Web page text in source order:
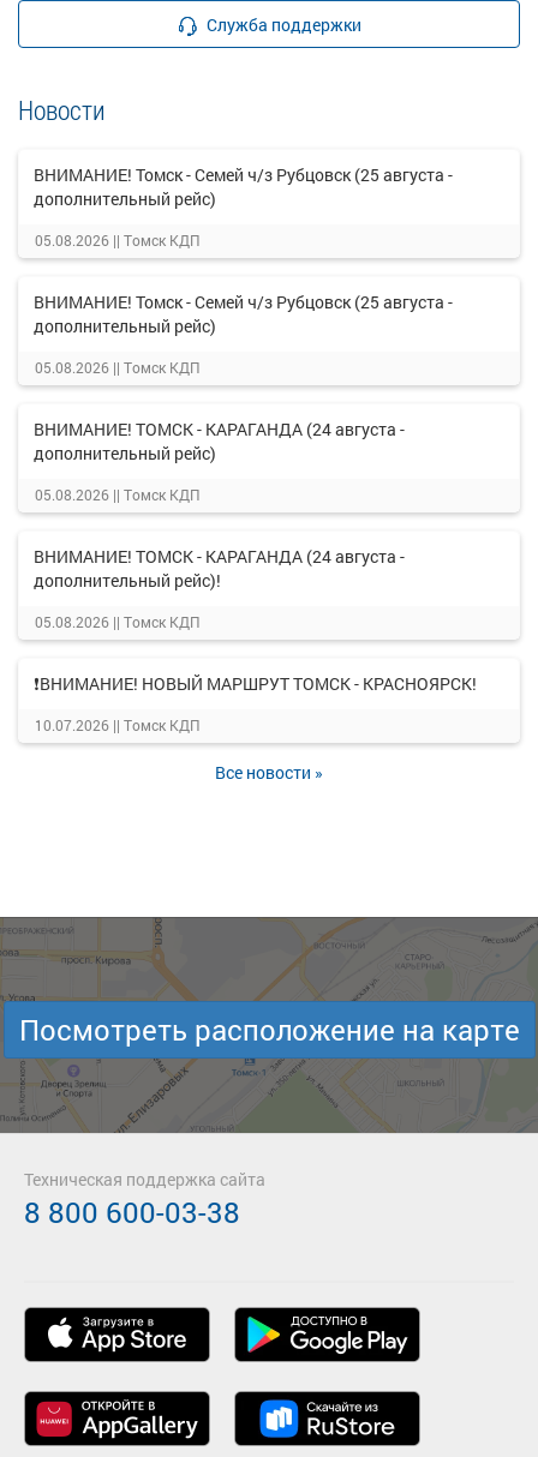
Служба поддержки
Новости
ВНИМАНИЕ! Томск - Семей ч/з Рубцовск (25 августа -
дополнительный рейс)
05.08.2026 || Томск КДП
ВНИМАНИЕ! Томск - Семей ч/з Рубцовск (25 августа -
дополнительный рейс)
05.08.2026 || Томск КДП
ВНИМАНИЕ! ТОМСК - КАРАГАНДА (24 августа -
дополнительный рейс)
05.08.2026 || Томск КДП
ВНИМАНИЕ! ТОМСК - КАРАГАНДА (24 августа -
дополнительный рейс)!
05.08.2026 || Томск КДП
❗ВНИМАНИЕ! НОВЫЙ МАРШРУТ ТОМСК - КРАСНОЯРСК!
10.07.2026 || Томск КДП
Все новости »
Посмотреть расположение на карте
Техническая поддержка сайта
8 800 600-03-38